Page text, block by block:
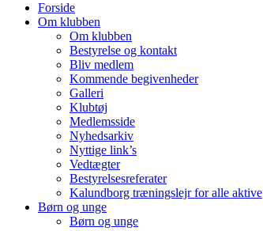
Forside
Om klubben
Om klubben
Bestyrelse og kontakt
Bliv medlem
Kommende begivenheder
Galleri
Klubtøj
Medlemsside
Nyhedsarkiv
Nyttige link’s
Vedtægter
Bestyrelsesreferater
Kalundborg træningslejr for alle aktive
Børn og unge
Børn og unge